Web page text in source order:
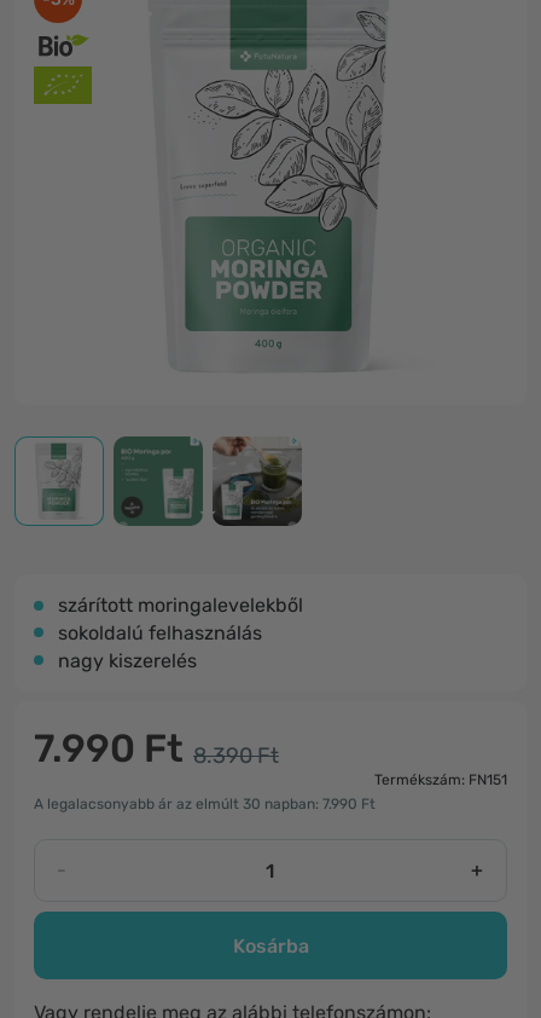
szárított moringalevelekből
sokoldalú felhasználás
nagy kiszerelés
7.990 Ft 8.390 Ft
Termékszám: FN151
A legalacsonyabb ár az elmúlt 30 napban: 7.990 Ft
- +
Kosárba
Vagy rendelje meg az alábbi telefonszámon: